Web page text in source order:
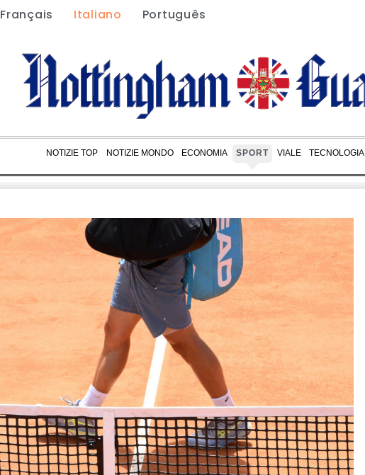
Français Italiano Português
NOTIZIE TOP NOTIZIE MONDO ECONOMIA SPORT VIALE TECNOLOGIA